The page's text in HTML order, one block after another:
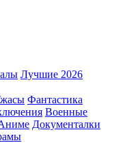
Лучшие 2026
Фантастика
Военные
Документалки